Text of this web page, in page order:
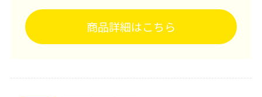
商品詳細はこちら